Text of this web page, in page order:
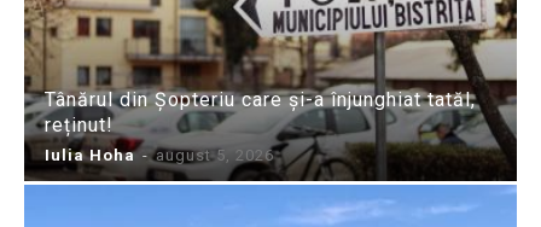
Tânărul din Șopteriu care și-a înjunghiat tatăl,
reținut!
Iulia Hoha - august 5, 2026